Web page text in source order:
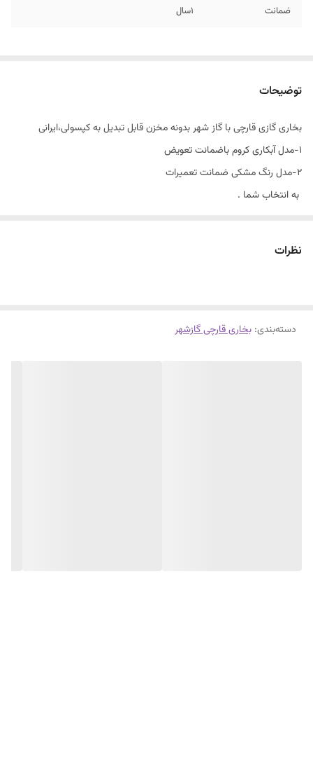
ضمانت ۱سال
توضیحات
بخاری گازی قارچی با گاز شهر بدونه مخزن قابل تبدیل به کپسولی،ایرانی
۱-مدل آبکاری کروم باضمانت تعویض
۲-مدل رنگ مشکی ضمانت تعمیرات
به انتخاب شما .
دارای ضمانت تعویض۱ساله بخاری ابکاری
نظرات
دسته‌بندی: بخاری قارچی گازشهر